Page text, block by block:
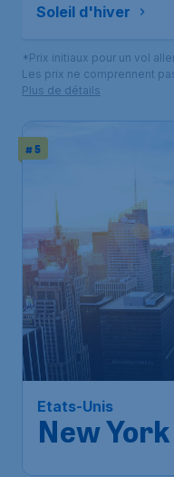
Soleil d'hiver
*Prix initiaux pour un vol
Les prix ne comprennent
Plus de détails
# 5
Etats-Unis
New York